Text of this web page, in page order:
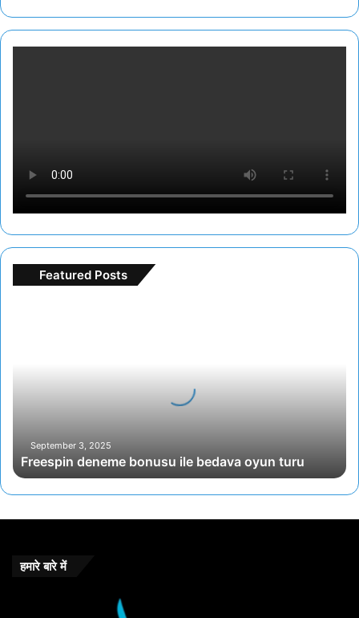
Featured Posts
September 3, 2025
Freespin deneme bonusu ile bedava oyun turu
हमारे बारे में